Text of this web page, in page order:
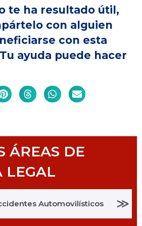
te ha resultado útil,
con alguien
con esta
ayuda puede hacer
ÁREAS DE
LEGAL
Automovilísticos ≫